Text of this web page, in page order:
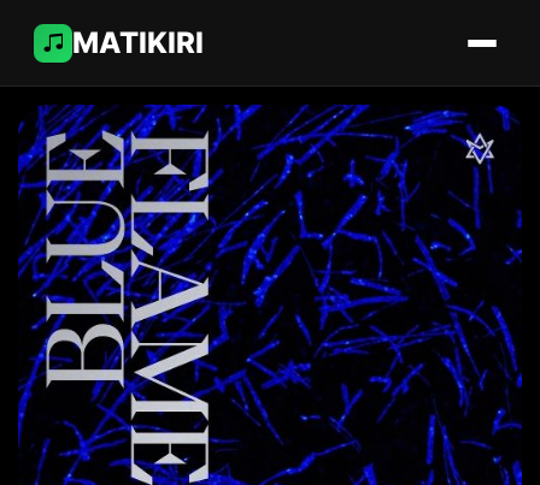
MATIKIRI